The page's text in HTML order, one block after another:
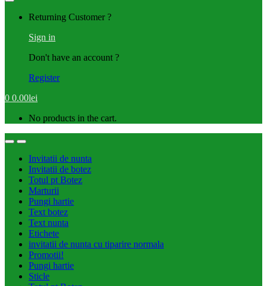
Returning Customer ?
Sign in
Don't have an account ?
Register
0 0.00lei
No products in the cart.
Invitatii de nunta
Invitatii de botez
Totul pt Botez
Marturii
Pungi hartie
Text botez
Text nunta
Etichete
invitatii de nunta cu tiparire normala
Promotii!
Pungi hartie
Sticle